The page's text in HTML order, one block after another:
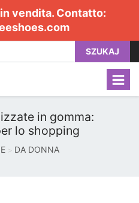
vendita. Contatto:
SZUKAJ
in gomma:
lo shopping
DA DONNA